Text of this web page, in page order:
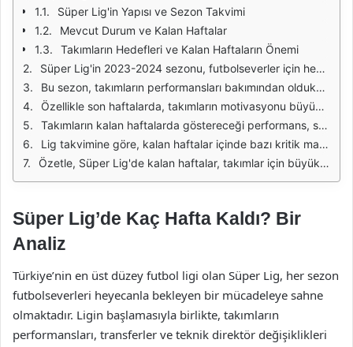
Süper Lig'in Yapısı ve Sezon Takvimi
Mevcut Durum ve Kalan Haftalar
Takımların Hedefleri ve Kalan Haftaların Önemi
Süper Lig'in 2023-2024 sezonu, futbolseverler için heyecan dolu bir mücadeleye sahne olmaktadır. Takımlar, sezon boyunca en iyi performanslarını sergilemek için kıyasıya bir rekabete girmektedir. Kalan haftalar, takımların hedeflerine ulaşabilme şansını artırmak için kritik bir dönemdir. Özellikle ligdeki üst sıralar için mücadele eden takımlar, her hafta daha fazla dikkat çekmektedir.
Bu sezon, takımların performansları bakımından oldukça değişken bir yapıya sahip. Bazı ekipler sezona iyi bir başlangıç yaparken, bazıları ise beklenmedik sonuçlarla karşılaşmıştır. Bu durum, ligdeki rekabeti artırmakta ve her hafta heyecanı doruk noktasına taşımaktadır. Takımların önünde kalan haftalar, hem üst sıralar hem de düşme hattında bulunan ekipler için büyük önem taşımaktadır.
Özellikle son haftalarda, takımların motivasyonu büyük bir artış göstermektedir. Küme düşme korkusu yaşayan takımlar, her maçı final niteliğinde görerek sahada daha fazla mücadele etmektedir. Diğer yandan, ligde şampiyonluk yarışı veren takımlar ise her maçı kazanmak için yoğun bir çaba sarf etmektedir. Bu durum, Süper Lig'in son haftalarında oldukça çekişmeli maçların yaşanmasına neden olmaktadır.
Takımların kalan haftalarda göstereceği performans, sezonun genel sonucunu belirleyecektir. Bir yandan şampiyonluk için yarışan ekipler, diğer yandan düşme hattında bulunan takımlar, her puanın ne kadar değerli olduğunu bilmektedir. Bu nedenle, kalan haftalar tüm takımlar için büyük bir fırsat ve zorluk oluşturmaktadır.
Lig takvimine göre, kalan haftalar içinde bazı kritik maçlar da yer almaktadır. Bu maçlar, hem lig sıralamasını etkileyebilir hem de takımların psikolojik durumlarını belirleyebilir. Özellikle derbi maçları ve üst sıralardaki takımların karşılaşmaları, futbolseverlerin ilgisini çekecek önemli karşılaşmalar arasında yer almaktadır.
Özetle, Süper Lig'de kalan haftalar, takımlar için büyük bir mücadele alanı oluşturmaktadır. Hangi takımın nasıl bir performans sergileyeceği, bu haftalar boyunca merakla beklenmektedir. Takımların alacağı sonuçlar, sadece ligdeki pozisyonlarını değil, aynı zamanda oyuncuların ve teknik ekiplerin geleceğini de etkileyecektir.
Süper Lig’de Kaç Hafta Kaldı? Bir
Analiz
Türkiye’nin en üst düzey futbol ligi olan Süper Lig, her sezon
futbolseverleri heyecanla bekleyen bir mücadeleye sahne
olmaktadır. Ligin başlamasıyla birlikte, takımların
performansları, transferler ve teknik direktör değişiklikleri